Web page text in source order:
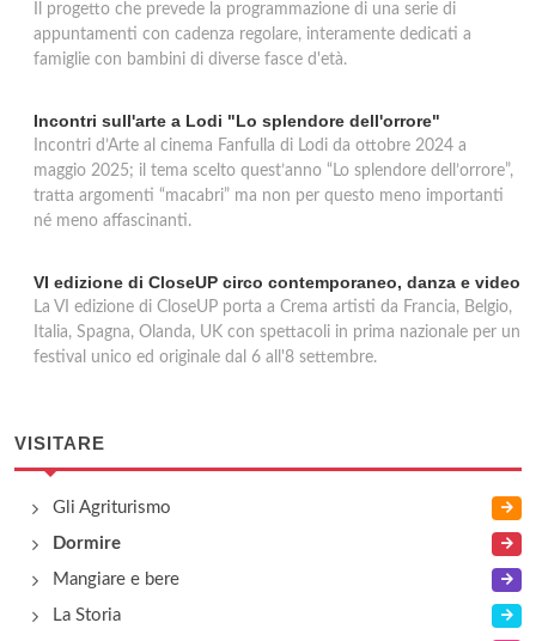
Il progetto che prevede la programmazione di una serie di
appuntamenti con cadenza regolare, interamente dedicati a
famiglie con bambini di diverse fasce d'età.
Incontri sull'arte a Lodi "Lo splendore dell'orrore"
Incontri d’Arte al cinema Fanfulla di Lodi da ottobre 2024 a
maggio 2025; il tema scelto quest’anno “Lo splendore dell’orrore”,
tratta argomenti “macabri” ma non per questo meno importanti
né meno affascinanti.
VI edizione di CloseUP circo contemporaneo, danza e video
La VI edizione di CloseUP porta a Crema artisti da Francia, Belgio,
Italia, Spagna, Olanda, UK con spettacoli in prima nazionale per un
festival unico ed originale dal 6 all'8 settembre.
VISITARE
Gli Agriturismo
Dormire
Mangiare e bere
La Storia